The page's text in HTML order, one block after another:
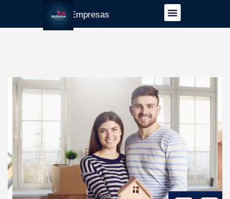
Guía Empresas